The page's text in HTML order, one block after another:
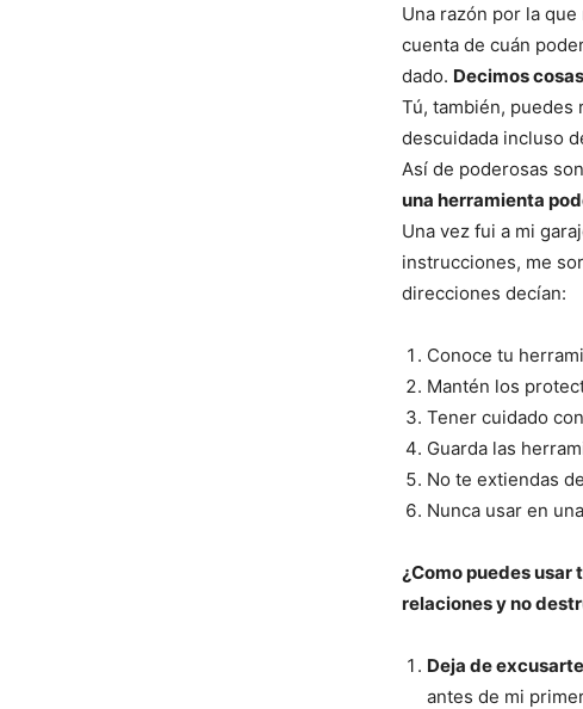
Una razón por la
cuenta de cuán
dado. Decimos
Tú, también, puedes
descuidada incluso
Así de poderosas
una herramienta
Una vez fui a mi
instrucciones, me
direcciones decían:
Conoce tu
Mantén los
Tener cuidado
Guarda las
No te extiendas
Nunca usar en
¿Como puedes
relaciones y no
Deja de excusarte
antes de mi